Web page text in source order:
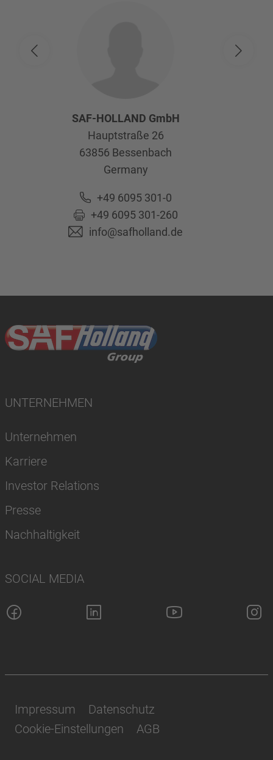
SAF-HOLLAND GmbH
Hauptstraße 26
63856 Bessenbach
Germany
+49 6095 301-0
+49 6095 301-260
info@safholland.de
UNTERNEHMEN
Unternehmen
Karriere
Investor Relations
Presse
Nachhaltigkeit
SOCIAL MEDIA
Impressum
Datenschutz
Cookie-Einstellungen
AGB